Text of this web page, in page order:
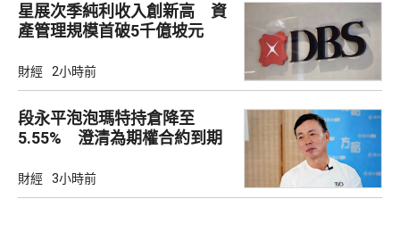
星展次季純利收入創新高 資
產管理規模首破5千億坡元
財經 2小時前
段永平泡泡瑪特持倉降至
5.55% 澄清為期權合約到期
財經 3小時前